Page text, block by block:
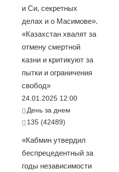
и Си, секретных
делах и о Масимове».
«Казахстан хвалят за
отмену смертной
казни и критикуют за
пытки и ограничения
свобод»
24.01.2025 12:00
День за днем
135 (42489)
«Кабмин утвердил
беспрецедентный за
годы независимости